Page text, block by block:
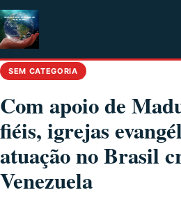
SEM CATEGORIA
Com apoio de
fiéis, igrejas
atuação no Brasil
Venezuela